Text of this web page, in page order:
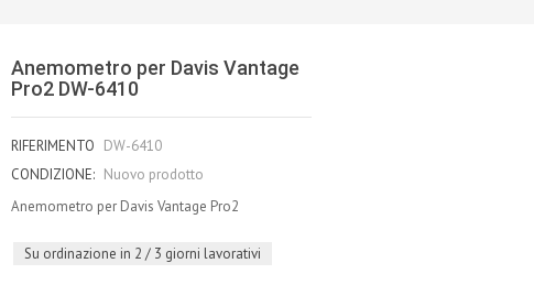
Anemometro per Davis Vantage
Pro2 DW-6410
RIFERIMENTO DW-6410
CONDIZIONE: Nuovo prodotto
Anemometro per Davis Vantage Pro2
Su ordinazione in 2 / 3 giorni lavorativi